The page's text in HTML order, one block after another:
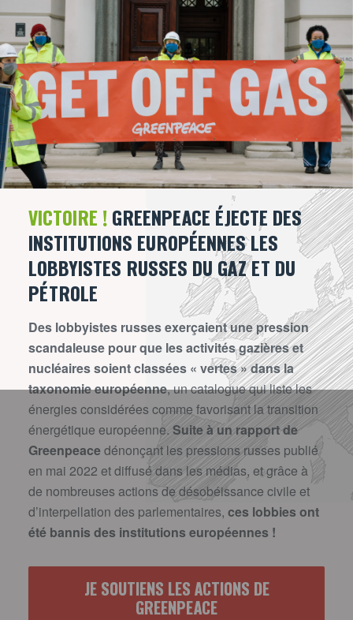
VICTOIRE !GREENPEACE ÉJECTE DES
INSTITUTIONS EUROPÉENNES LES
LOBBYISTES RUSSES DU GAZ ET DU
PÉTROLE
Des lobbyistes russes exerçaient une pression
scandaleuse pour que les activités gazières et
nucléaires soient classées « vertes » dans la
taxonomie européenne, un catalogue qui liste les
énergies considérées comme favorisant la transition
énergétique européenne.Suite à un rapport de
Greenpeacedénonçant les pressions russes publié
en mai 2022 et diffusé dans les médias, et grâce à
de nombreuses actions de désobéissance civile et
d’interpellation des parlementaires, ces lobbies ont
été bannis des institutions européennes !
JE SOUTIENS LES ACTIONS DE
GREENPEACE